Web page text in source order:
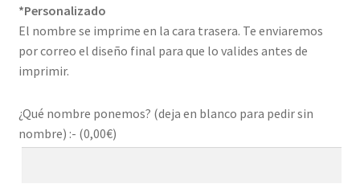
*Personalizado
El nombre se imprime en la cara trasera. Te enviaremos
por correo el diseño final para que lo valides antes de
imprimir.
¿Qué nombre ponemos? (deja en blanco para pedir sin
nombre) :- (0,00€)